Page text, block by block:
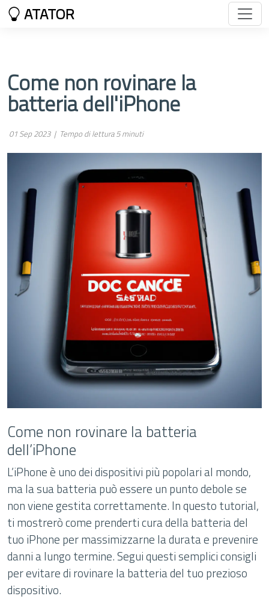
ATATOR
Come non rovinare la
batteria dell'iPhone
01 Sep 2023 | Tempo di lettura 5 minuti
Come non rovinare la batteria
dell’iPhone
L’iPhone è uno dei dispositivi più popolari al mondo,
ma la sua batteria può essere un punto debole se
non viene gestita correttamente. In questo tutorial,
ti mostrerò come prenderti cura della batteria del
tuo iPhone per massimizzarne la durata e prevenire
danni a lungo termine. Segui questi semplici consigli
per evitare di rovinare la batteria del tuo prezioso
dispositivo.